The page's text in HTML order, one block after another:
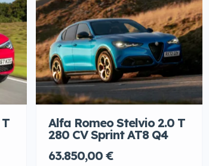
Alfa Romeo Stelvio 2.0 T
280 CV Sprint AT8 Q4
63.850,00 €